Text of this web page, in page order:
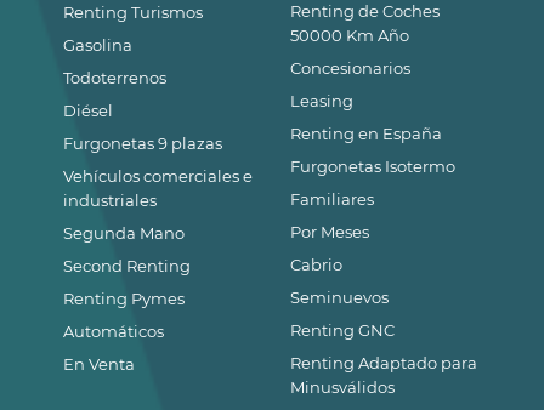
Renting Turismos
Gasolina
Todoterrenos
Diésel
Furgonetas 9 plazas
Vehículos comerciales e
industriales
Segunda Mano
Second Renting
Renting Pymes
Automáticos
En Venta
Renting de Coches
50000 Km Año
Concesionarios
Leasing
Renting en España
Furgonetas Isotermo
Familiares
Por Meses
Cabrio
Seminuevos
Renting GNC
Renting Adaptado para
Minusválidos